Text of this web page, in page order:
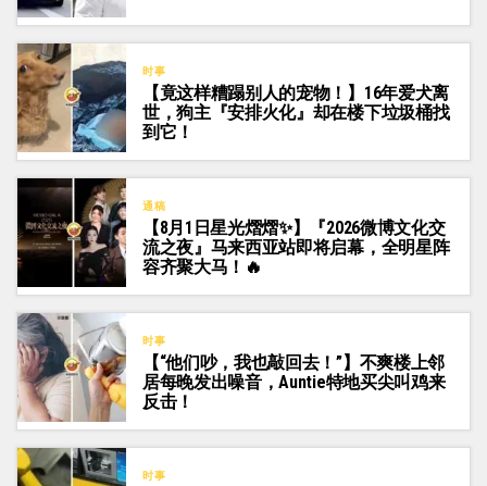
时事
【竟这样糟蹋别人的宠物！】16年爱犬离
世，狗主『安排火化』却在楼下垃圾桶找
到它！
通稿
【8月1日星光熠熠✨】『2026微博文化交
流之夜』马来西亚站即将启幕，全明星阵
容齐聚大马！🔥
时事
【“他们吵，我也敲回去！”】不爽楼上邻
居每晚发出噪音，Auntie特地买尖叫鸡来
反击！
时事